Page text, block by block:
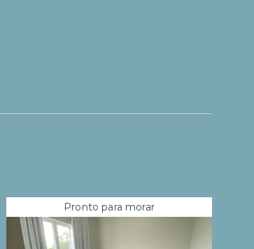
Pronto para morar